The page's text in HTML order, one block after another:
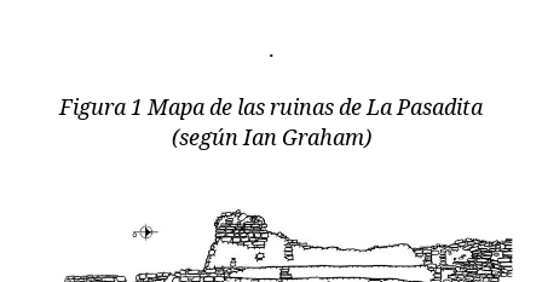
.
Figura 1 Mapa de las ruinas de La Pasadita
(según Ian Graham)